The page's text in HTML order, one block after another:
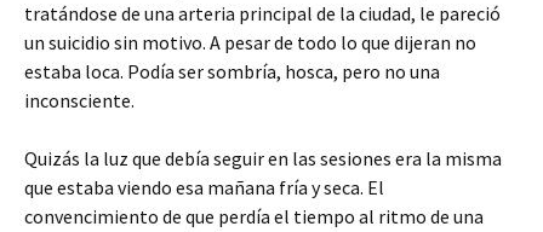
tratándose de una arteria principal de la ciudad, le pareció
un suicidio sin motivo. A pesar de todo lo que dijeran no
estaba loca. Podía ser sombría, hosca, pero no una
inconsciente.
Quizás la luz que debía seguir en las sesiones era la misma
que estaba viendo esa mañana fría y seca. El
convencimiento de que perdía el tiempo al ritmo de una